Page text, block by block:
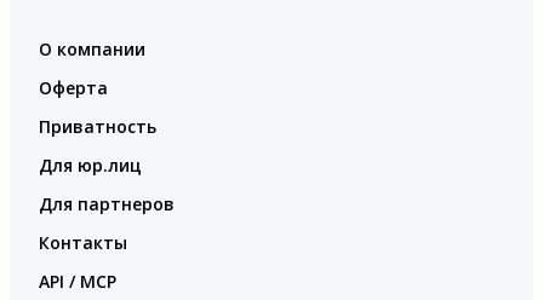
О компании
Оферта
Приватность
Для юр.лиц
Для партнеров
Контакты
API / MCP